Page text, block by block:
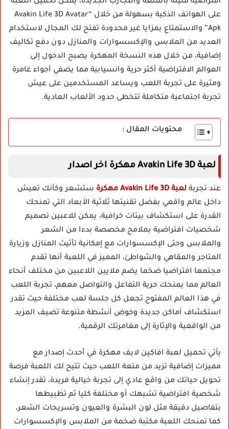
على الهواتف الذكية بسهولة من خلال “Avakin Life 3D Avatar
Apk” والاستمتاع بمزايا غير محدودة تفتح لك المجال لاستخدام
العديد من الملابس والإكسسوارات والمنازل دون دفع تكاليف
إضافية، من خلال هذه النسخة المهكرة يصبح الدخول إلى
العوالم الافتراضية أكثر حرية وانسيابية مما يضفي أجواء غامرة
ومثيرة على تجربة اللعب ويساعد المستخدمين على عيش
تجربة اجتماعية متكاملة تتخطى حدود الألعاب العادية.
محتويات المقال :
لعبة Avakin Life 3D مهكرة اخر اصدار
عند تجربة لعبة Avakin Life 3D مهكرة
ستشعر وكأنك تعيش
داخل عالم واقعي بفضل تقنيتها ثلاثية الأبعاد التي تمنحك
القدرة على استكشاف بيئات خرافية، يمكن للاعبين تصميم
شخصيات افتراضية بملامح مخصصة بدءا من الشعر
والملابس وحتى الإكسسوارات مع إمكانية تأثيث المنازل وزيارة
المتاجر والمقاهي والشواطئ، المميز في اللعبة أنها تقدم
مجتمعا افتراضيا ضخما يضم ملايين اللاعبين من مختلف أنحاء
العالم مما يمنحك حرية التفاعل والتواصل معهم، تجربة اللعب
في هذا العالم المفتوح تجعل كل جلسة لعب مختلفة حيث تقدر
استكشاف أماكن جديدة وخوض أنشطة متنوعة تضيف المزيد
من الواقعية والإثارة إلى مغامرتك الرقمية.
يأتي تحميل لعبة افاكين لايف مهكرة في أحدث إصدار مع
مميزات إضافية تزيد من متعة اللعب حيث تتيح لك اللعبة فرصة
تحويل حياتك من واقع عادي إلى تجربة خيالية فريدة، تقدر إنشاء
شخصية افتراضية تشبهك أو مختلفة كليا ثم تظبيطها
بتفاصيل دقيقة مثل لون البشرة والعيون وتسريحات الشعر،
كما تمنحك اللعبة مكتبة ضخمة من الملابس والإكسسوارات